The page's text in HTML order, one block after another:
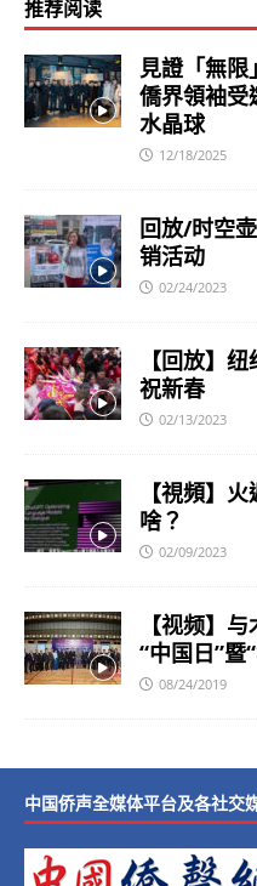
推荐阅读
見證「無
僑界領袖受
水晶球
12/18/2025
回放/时空
销活动
02/24/2023
【回放】
祝新春
02/13/2023
【視頻】
啥？
02/09/2023
【视频】
“中国日”暨
08/24/2019
中国侨声全媒体平台及各社交